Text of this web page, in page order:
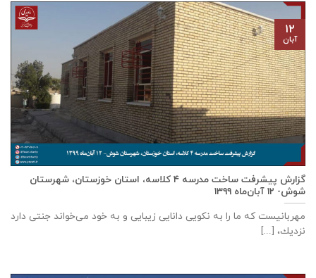
گزارش پیشرفت ساخت مدرسه ٤ كلاسه، استان خوزستان، شهرستان
شوش- ۱۲ آبان‌ماه ۱۳۹۹
مهربانيست كه ما را به نكويی دانايی زيبايی و به خود می‌خواند جنتی دارد
نزديك، [...]
۱۲
آبان